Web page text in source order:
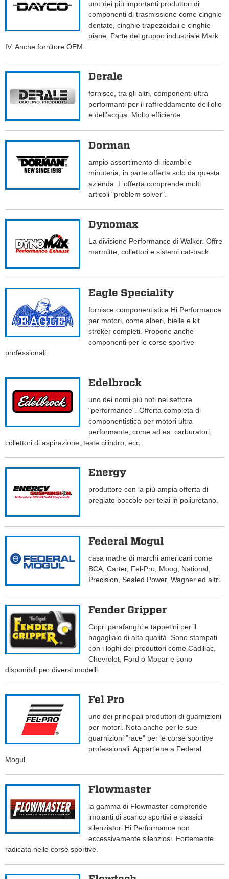
uno dei più importanti produttori di
componenti di trasmissione come cinghie
dentate, cinghie trapezoidali e cinghie
piane. Parte del gruppo industriale Mark
IV. Anche fornitore OEM.
Derale
fornisce, tra gli altri, componenti ultra
performanti per il raffreddamento dell'olio
e dell'acqua. Molto efficiente.
Dorman
ampio assortimento di ricambi e
minuteria, in parte offerta solo da questa
azienda. L'offerta comprende molti
articoli "problem solver".
Dynomax
La divisione Performance di Walker. Offre
marmitte, collettori e sistemi cat-back.
Eagle Speciality
fornisce componentistica Hi Performance
per motori, come alberi, bielle e kit
stroker completi. Propone anche
componenti per le corse sportive
professionali.
Edelbrock
uno dei nomi più noti nel settore
"performance". Offerta completa di
componentistica per motori ultra
performante, come ad es. carburatori,
collettori di aspirazione, teste cilindro, ecc.
Energy
produttore con la più ampia offerta di
pregiate boccole per telai in poliuretano.
Federal Mogul
casa madre di marchi americani come
BCA, Carter, Fel-Pro, Moog, National,
Precision, Sealed Power, Wagner ed altri.
Fender Gripper
Copri parafanghi e tappetini per il
bagagliaio di alta qualità. Sono stampati
con i loghi dei produttori come Cadillac,
Chevrolet, Ford o Mopar e sono
disponibili per diversi modelli.
Fel Pro
uno dei principali produttori di guarnizioni
per motori. Nota anche per le sue
guarnizioni "race" per le corse sportive
professionali. Appartiene a Federal
Mogul.
Flowmaster
la gamma di Flowmaster comprende
impianti di scarico sportivi e classici
silenziatori Hi Performance non
eccessivamente silenziosi. Fortemente
radicata nelle corse sportive.